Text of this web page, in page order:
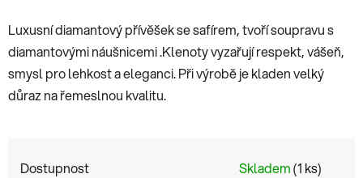
Luxusní diamantový přívěšek se safírem, tvoří soupravu s
diamantovými náušnicemi .Klenoty vyzařují respekt, vášeň,
smysl pro lehkost a eleganci. Při výrobě je kladen velký
důraz na řemeslnou kvalitu.
Dostupnost Skladem(1 ks)